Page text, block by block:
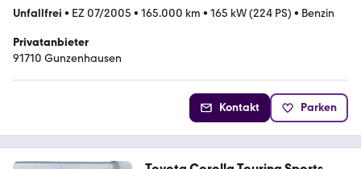
Unfallfrei • EZ 07/2005 • 165.000 km • 165 kW (224 PS) • Benzin
Privatanbieter
91710 Gunzenhausen
Kontakt Parken